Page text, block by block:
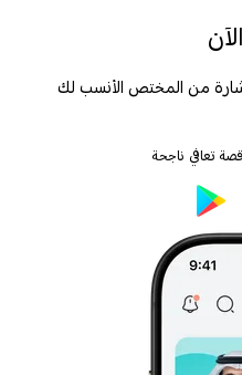
من المختص الأنسب لك
تعافي ناجحة